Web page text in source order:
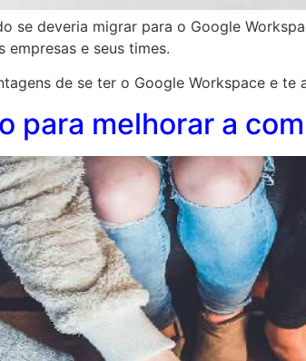
se deveria migrar para o Google
e seus times.
de se ter o Google Workspace e
para melhorar a